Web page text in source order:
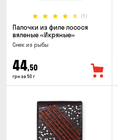
(1)
Палочки из филе лосося
вяленые «Икряные»
Снек из рыбы
44,50
грн за 50 г